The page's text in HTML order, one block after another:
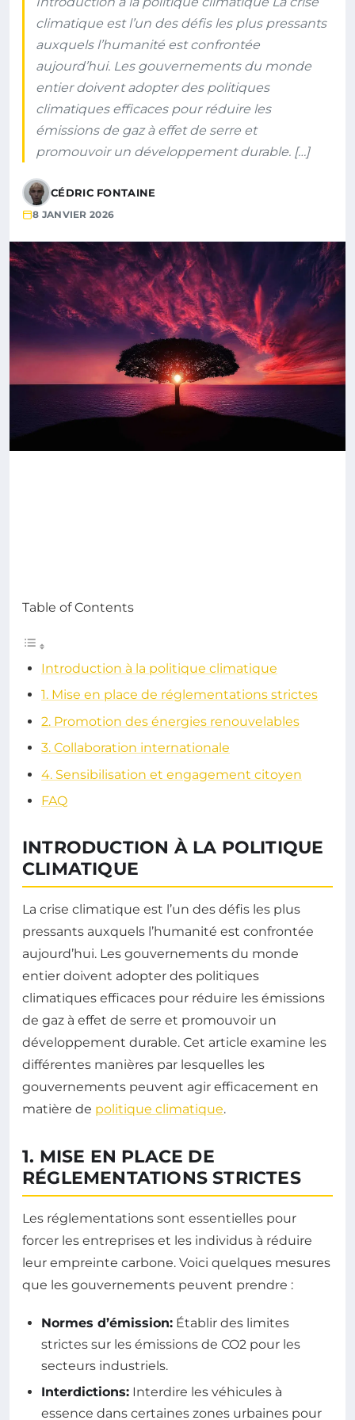
climatique est l’un des défis les plus pressants
auxquels l’humanité est confrontée
aujourd’hui. Les gouvernements du monde
entier doivent adopter des politiques
climatiques efficaces pour réduire les
émissions de gaz à effet de serre et
promouvoir un développement durable. […]
CÉDRIC FONTAINE
8 JANVIER 2026
Table of Contents
Introduction à la politique climatique
1. Mise en place de réglementations strictes
2. Promotion des énergies renouvelables
3. Collaboration internationale
4. Sensibilisation et engagement citoyen
FAQ
INTRODUCTION À LA POLITIQUE
CLIMATIQUE
La crise climatique est l’un des défis les plus
pressants auxquels l’humanité est confrontée
aujourd’hui. Les gouvernements du monde
entier doivent adopter des politiques
climatiques efficaces pour réduire les émissions
de gaz à effet de serre et promouvoir un
développement durable. Cet article examine les
différentes manières par lesquelles les
gouvernements peuvent agir efficacement en
matière de politique climatique.
1. MISE EN PLACE DE
RÉGLEMENTATIONS STRICTES
Les réglementations sont essentielles pour
forcer les entreprises et les individus à réduire
leur empreinte carbone. Voici quelques mesures
que les gouvernements peuvent prendre :
Normes d’émission: Établir des limites
strictes sur les émissions de CO2 pour les
secteurs industriels.
Interdictions: Interdire les véhicules à
essence dans certaines zones urbaines pour